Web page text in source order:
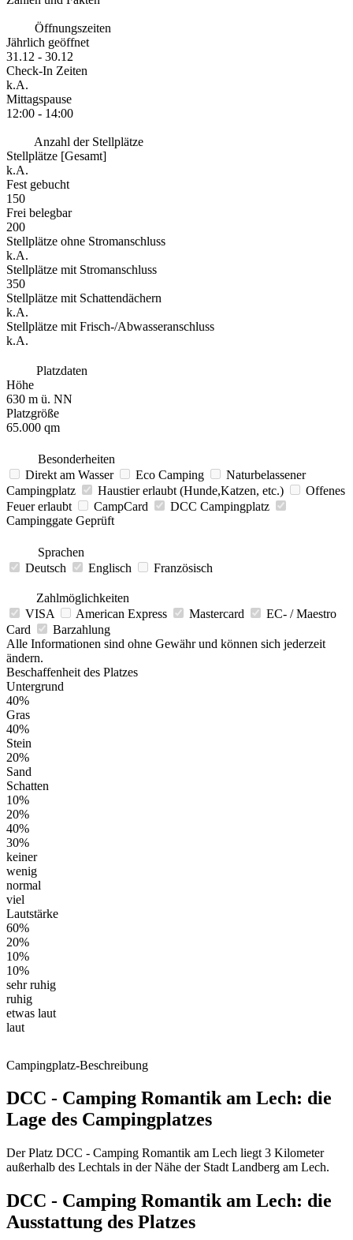
Öffnungszeiten
Jährlich geöffnet
31.12 - 30.12
Check-In Zeiten
k.A.
Mittagspause
12:00 - 14:00
Anzahl der Stellplätze
Stellplätze [Gesamt]
k.A.
Fest gebucht
150
Frei belegbar
200
Stellplätze ohne Stromanschluss
k.A.
Stellplätze mit Stromanschluss
350
Stellplätze mit Schattendächern
k.A.
Stellplätze mit Frisch-/Abwasseranschluss
k.A.
Platzdaten
Höhe
630 m ü. NN
Platzgröße
65.000 qm
Besonderheiten
Direkt am Wasser
Eco Camping
Naturbelassener
Campingplatz
Haustier erlaubt (Hunde,Katzen, etc.)
Offenes
Feuer erlaubt
CampCard
DCC Campingplatz
Campinggate Geprüft
Sprachen
Deutsch
Englisch Französisch
Zahlmöglichkeiten
VISA
American Express Mastercard
EC- / Maestro
Card
Barzahlung
Alle Informationen sind ohne Gewähr und können sich jederzeit
ändern.
Beschaffenheit des Platzes
Untergrund
40%
Gras
40%
Stein
20%
Sand
Schatten
10%
20%
40%
30%
keiner
wenig
normal
viel
Lautstärke
60%
20%
10%
10%
sehr ruhig
ruhig
etwas laut
laut
Campingplatz-Beschreibung
DCC - Camping Romantik am Lech: die
Lage des Campingplatzes
Der Platz DCC - Camping Romantik am Lech liegt 3 Kilometer
außerhalb des Lechtals in der Nähe der Stadt Landberg am Lech.
DCC - Camping Romantik am Lech: die
Ausstattung des Platzes